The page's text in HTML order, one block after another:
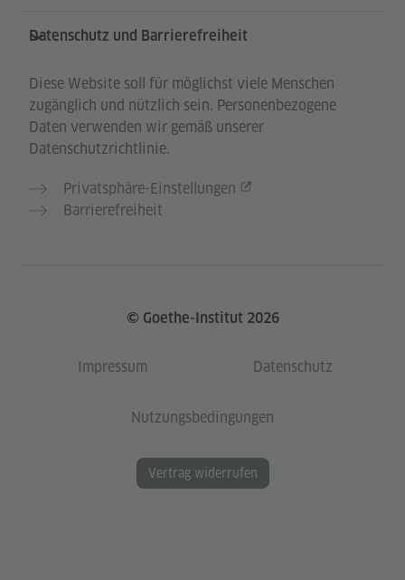
Datenschutz und Barrierefreiheit
Diese Website soll für möglichst viele Menschen
zugänglich und nützlich sein. Personenbezogene
Daten verwenden wir gemäß unserer
Datenschutzrichtlinie.
Privatsphäre-Einstellungen
Barrierefreiheit
© Goethe-Institut 2026
Impressum Datenschutz
Nutzungsbedingungen
Vertrag widerrufen